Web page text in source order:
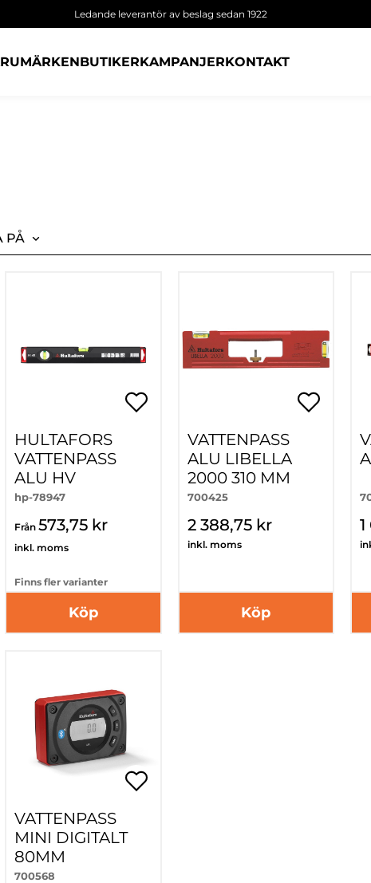
Ledande leverantör av beslag sedan 1922
BUTIKERKAMPANJERKONTAKT
PÅ
HULTAFORS
VATTENPASS
ALU HV
hp-78947
Från 573,75 kr
inkl. moms
Finns fler varianter
Köp
VATTENPASS
ALU LIBELLA
2000 310 MM
700425
2 388,75 kr
inkl. moms
Köp
VATTENPASS
MINI DIGITALT
80MM
700568